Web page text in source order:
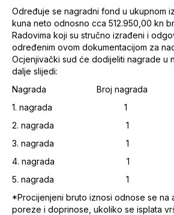
Određuje se nagradni fond u ukupnom
kuna neto odnosno cca 512.950,00 kn
Radovima koji su stručno izrađeni i
određenim ovom dokumentacijom za
Ocjenjivački sud će dodijeliti nagrade u
dalje slijedi:
Nagrada Broj nagrada
1. nagrada 1
2. nagrada 1
3. nagrada 1
4. nagrada 1
5. nagrada 1
*Procijenjeni bruto iznosi odnose se na
poreze i doprinose, ukoliko se isplata